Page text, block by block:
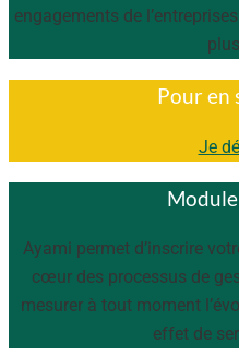
engagements de
Pour en
Je
Ayami permet d’inscrire
cœur des processus de
mesurer à tout moment
effet de